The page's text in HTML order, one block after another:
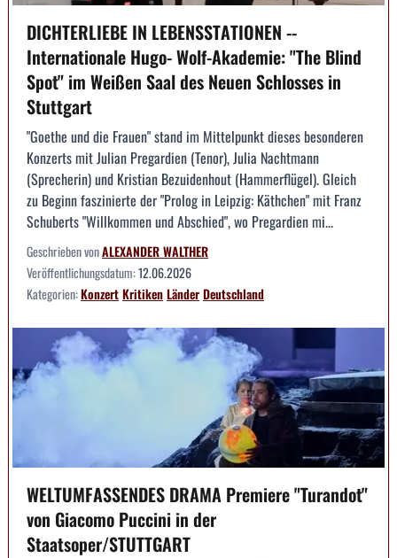
DICHTERLIEBE IN LEBENSSTATIONEN --
Internationale Hugo- Wolf-Akademie: "The Blind
Spot" im Weißen Saal des Neuen Schlosses in
Stuttgart
"Goethe und die Frauen" stand im Mittelpunkt dieses besonderen
Konzerts mit Julian Pregardien (Tenor), Julia Nachtmann
(Sprecherin) und Kristian Bezuidenhout (Hammerflügel). Gleich
zu Beginn faszinierte der "Prolog in Leipzig: Käthchen" mit Franz
Schuberts "Willkommen und Abschied", wo Pregardien mi...
Geschrieben vonALEXANDER WALTHER
Veröffentlichungsdatum:12.06.2026
Kategorien:KonzertKritikenLänderDeutschland
WELTUMFASSENDES DRAMA Premiere "Turandot"
von Giacomo Puccini in der
Staatsoper/STUTTGART